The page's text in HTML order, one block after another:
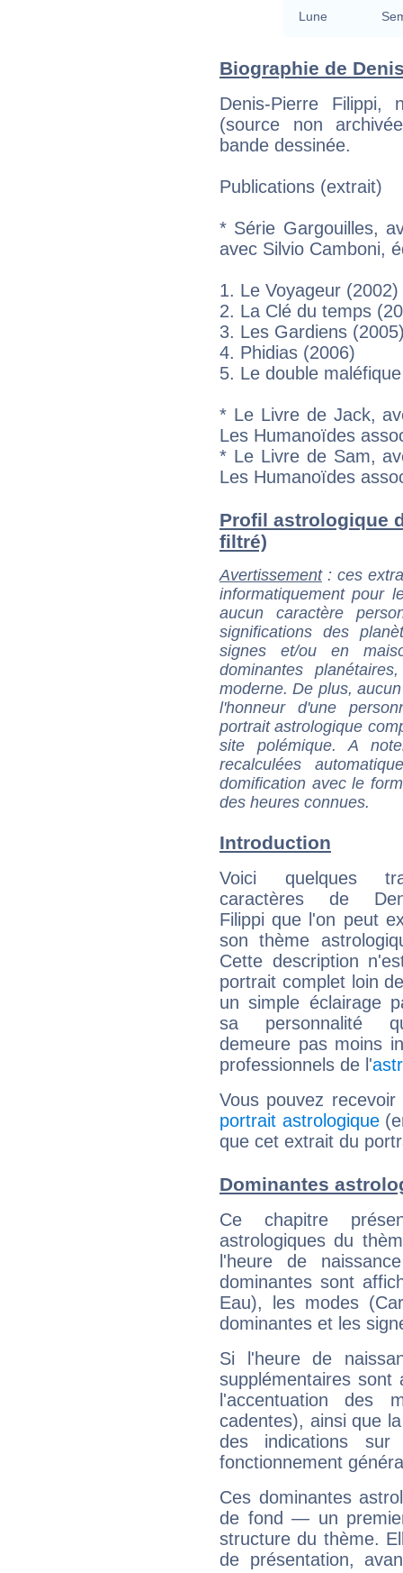
Lune
Biographie de
Denis-Pierre
(source non
bande dessinée.
Publications (extrait)
* Série Gargouilles,
avec Silvio Camboni,
1. Le Voyageur (2002)
2. La Clé du temps
3. Les Gardiens
4. Phidias (2006)
5. Le double
* Le Livre de Jack,
Les Humanoïdes
* Le Livre de Sam,
Les Humanoïdes
Profil astrologique
filtré)
Avertissement: ces
informatiquement pour
aucun caractère
significations des
signes et/ou en
dominantes
moderne. De plus,
l'honneur d'une
portrait astrologique
site polémique. A
recalculées
domification avec le
des heures connues.
Introduction
Voici quelques
caractères de
Filippi que l'on peut
son thème
Cette description
portrait complet loin
un simple éclairage
sa personnalité
demeure pas moins
professionnels de l'
Vous pouvez
portrait astrologique
que cet extrait du
Dominantes
Ce chapitre
astrologiques du
l'heure de
dominantes sont
Eau), les modes
dominantes et les
Si l'heure de
supplémentaires sont
l'accentuation des
cadentes), ainsi que
des indications sur
fonctionnement
Ces dominantes
de fond — un
structure du thème.
de présentation,